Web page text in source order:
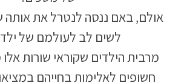
אולם, באם ננסה לנטרל את אותה
לשים לב לעולמם של
מרבית הילדים שקוראי שורות אלו
חשופים לאלימות בחייהם